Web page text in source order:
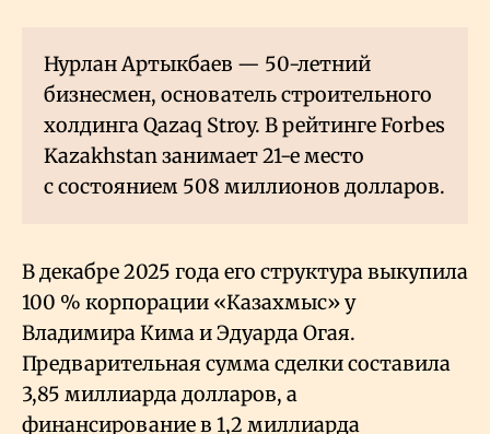
Нурлан Артыкбаев — 50-летний
бизнесмен, основатель строительного
холдинга Qazaq Stroy. В рейтинге Forbes
Kazakhstan занимает 21-е место
с состоянием 508 миллионов долларов.
В декабре 2025 года его структура выкупила
100 % корпорации «Казахмыс» у
Владимира Кима и Эдуарда Огая.
Предварительная сумма сделки составила
3,85 миллиарда долларов, а
финансирование в 1,2 миллиарда